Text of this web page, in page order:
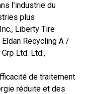
l'industrie du
plus
Liberty Tire
Recycling A /
Ltd. Ltd.,
de traitement
réduite et des